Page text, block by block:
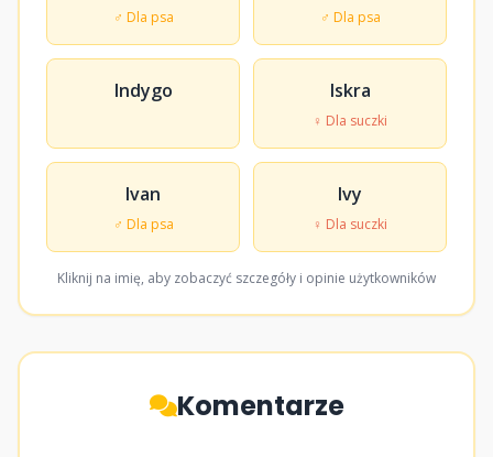
♂ Dla psa ♂ Dla psa
Indygo Iskra
♀ Dla suczki
Ivan
♂ Dla psa
Ivy
♀ Dla suczki
Kliknij na imię, aby zobaczyć szczegóły i opinie użytkowników
Komentarze